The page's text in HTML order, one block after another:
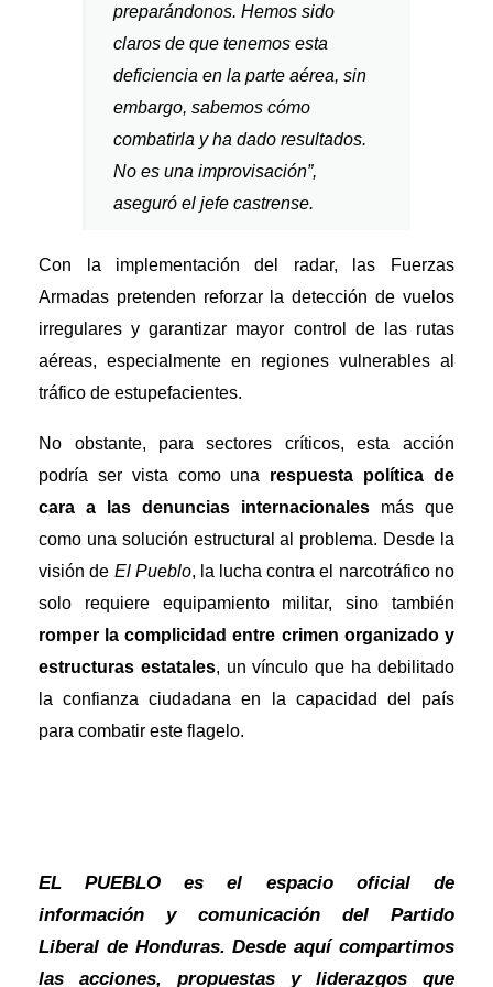
preparándonos. Hemos sido
claros de que tenemos esta
deficiencia en la parte aérea, sin
embargo, sabemos cómo
combatirla y ha dado resultados.
No es una improvisación”,
aseguró el jefe castrense.
Con la implementación del radar, las Fuerzas
Armadas pretenden reforzar la detección de vuelos
irregulares y garantizar mayor control de las rutas
aéreas, especialmente en regiones vulnerables al
tráfico de estupefacientes.
No obstante, para sectores críticos, esta acción
podría ser vista como una respuesta política de
cara a las denuncias internacionalesmás que
como una solución estructural al problema. Desde la
visión de El Pueblo, la lucha contra el narcotráfico no
solo requiere equipamiento militar, sino también
romper la complicidad entre crimen organizado y
estructuras estatales, un vínculo que ha debilitado
la confianza ciudadana en la capacidad del país
para combatir este flagelo.
EL PUEBLO es el espacio oficial de
información y comunicación del Partido
Liberal de Honduras. Desde aquí compartimos
las acciones, propuestas y liderazgos que